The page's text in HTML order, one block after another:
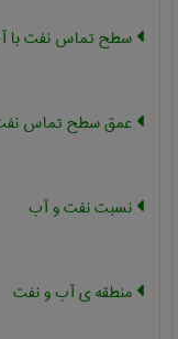
سطح تماس نفت با
عمق سطح تماس
نسبت نفت و آب
منطقه ی آب و نفت